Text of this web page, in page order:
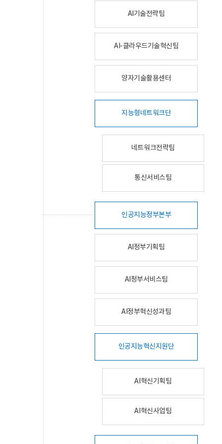
AI기술전략팀
AI-클라우드기술혁신팀
양자기술활용센터
지능형네트워크단
네트워크전략팀
통신서비스팀
인공지능정부본부
AI정부기획팀
AI정부서비스팀
AI정부혁신성과팀
인공지능혁신지원단
AI혁신기획팀
AI혁신사업팀